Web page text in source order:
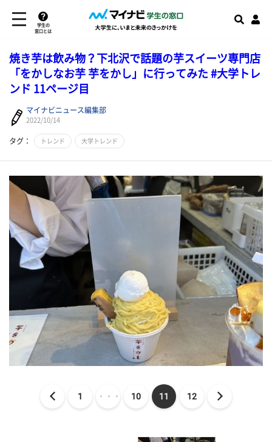
学生の
窓口とは
焼き芋は飲み物？下北沢で話題の芋スイーツ専門店
「をかしなお芋 芋をかし」に行ってみた #大学トレ
ンド 11ページ目
マイナビニュース編集部
2022/10/14
タグ： トレンド 大学トレンド
1 ・・・ 10 11 12